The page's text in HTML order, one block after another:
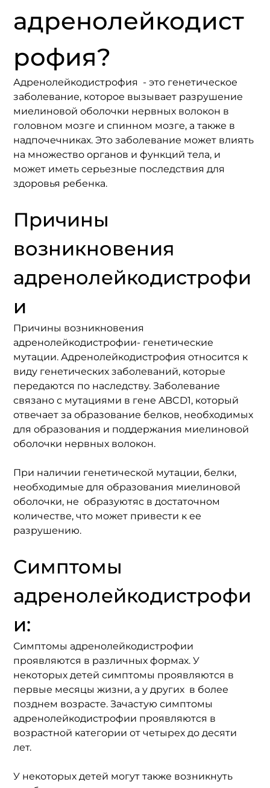
адренолейкодист
рофия?
Адренолейкодистрофия  - это генетическое
заболевание, которое вызывает разрушение
миелиновой оболочки нервных волокон в
головном мозге и спинном мозге, а также в
надпочечниках. Это заболевание может влиять
на множество органов и функций тела, и
может иметь серьезные последствия для
здоровья ребенка.
Причины
возникновения
адренолейкодистрофи
и
Причины возникновения
адренолейкодистрофии- генетические
мутации. Адренолейкодистрофия относится к
виду генетических заболеваний, которые
передаются по наследству. Заболевание
связано с мутациями в гене ABCD1, который
отвечает за образование белков, необходимых
для образования и поддержания миелиновой
оболочки нервных волокон.
При наличии генетической мутации, белки,
необходимые для образования миелиновой
оболочки, не  образуютяс в достаточном
количестве, что может привести к ее
разрушению.
Симптомы
адренолейкодистрофи
и:
Симптомы адренолейкодистрофии
проявляются в различных формах. У
некоторых детей симптомы проявляются в
первые месяцы жизни, а у других  в более
позднем возрасте. Зачастую симптомы
адренолейкодистрофии проявляются в
возрастной категории от четырех до десяти
лет.
У некоторых детей могут также возникнуть